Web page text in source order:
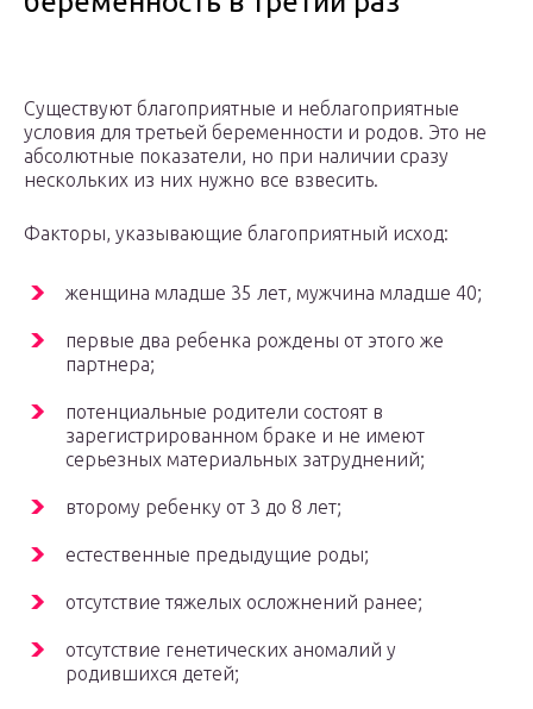
Существуют благоприятные и неблагоприятные
условия для третьей беременности и родов. Это не
абсолютные показатели, но при наличии сразу
нескольких из них нужно все взвесить.
Факторы, указывающие благоприятный исход:
женщина младше 35 лет, мужчина младше 40;
первые два ребенка рождены от этого же
партнера;
потенциальные родители состоят в
зарегистрированном браке и не имеют
серьезных материальных затруднений;
второму ребенку от 3 до 8 лет;
естественные предыдущие роды;
отсутствие тяжелых осложнений ранее;
отсутствие генетических аномалий у
родившихся детей;